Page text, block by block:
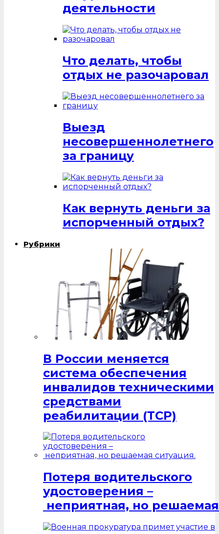
деятельности
Что делать, чтобы
отдых не разочаровал
Выезд
несовершеннолетнего
за границу
Как вернуть деньги за
испорченный отдых?
Рубрики
В России меняется
система обеспечения
инвалидов техническими
средствами
реабилитации (ТСР)
Потеря водительского
удостоверения –
неприятная, но